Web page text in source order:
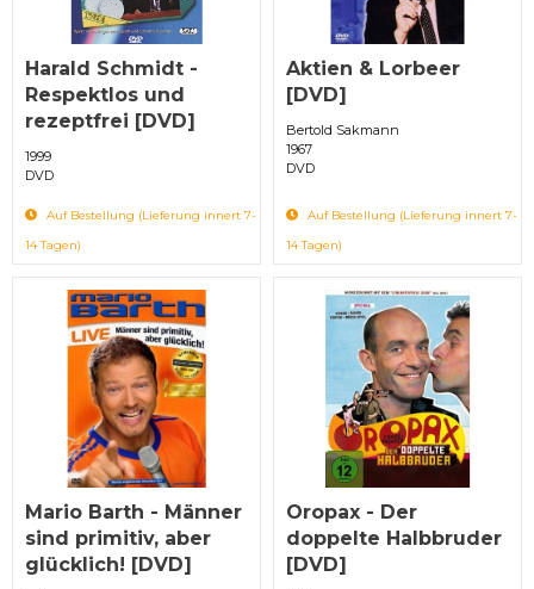
Harald Schmidt -
Respektlos und
rezeptfrei [DVD]
1999
DVD
Auf Bestellung (Lieferung innert 7-
14 Tagen)
Aktien & Lorbeer
[DVD]
Bertold Sakmann
1967
DVD
Auf Bestellung (Lieferung innert 7-
14 Tagen)
Mario Barth - Männer
sind primitiv, aber
glücklich! [DVD]
Oropax - Der
doppelte Halbbruder
[DVD]